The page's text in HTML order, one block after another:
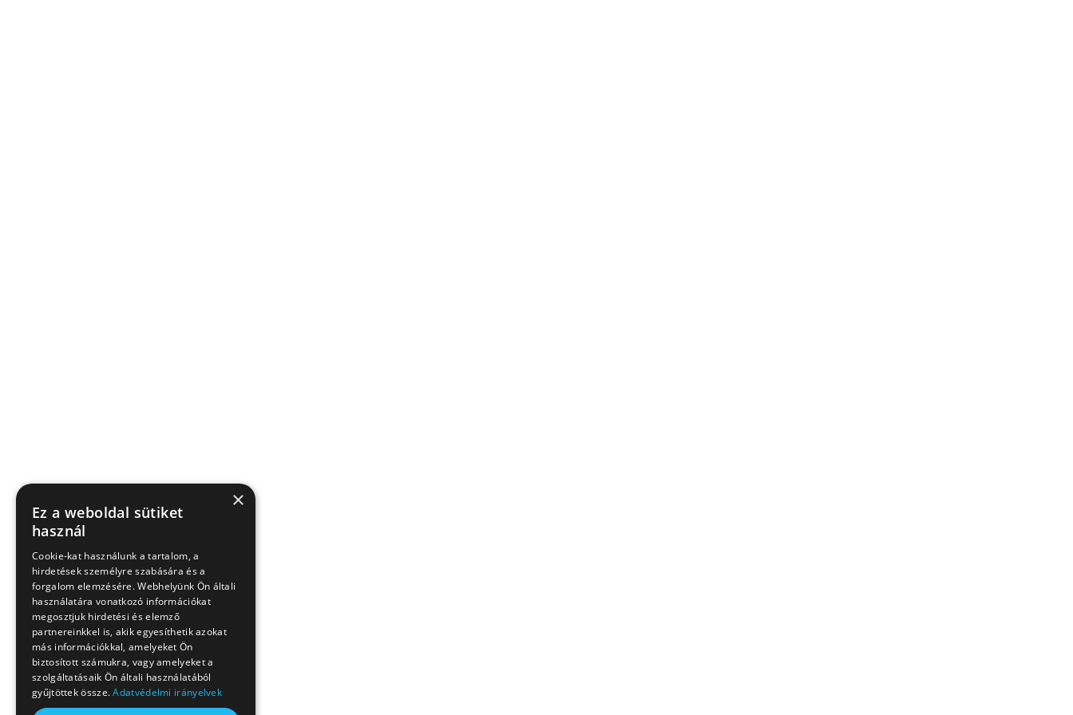
×
Ez a weboldal sütiket
használ
Cookie-kat használunk a tartalom, a
hirdetések személyre szabására és a
forgalom elemzésére. Webhelyünk Ön általi
használatára vonatkozó információkat
megosztjuk hirdetési és elemző
partnereinkkel is, akik egyesíthetik azokat
más információkkal, amelyeket Ön
biztosított számukra, vagy amelyeket a
szolgáltatásaik Ön általi használatából
gyűjtöttek össze.Adatvédelmi irányelvek